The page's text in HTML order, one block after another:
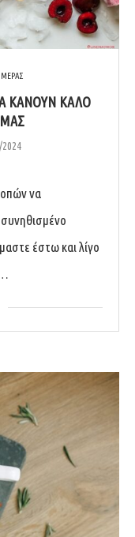
ΚΑΝΟΥΝ ΚΑΛΟ
να
έστω και λίγο